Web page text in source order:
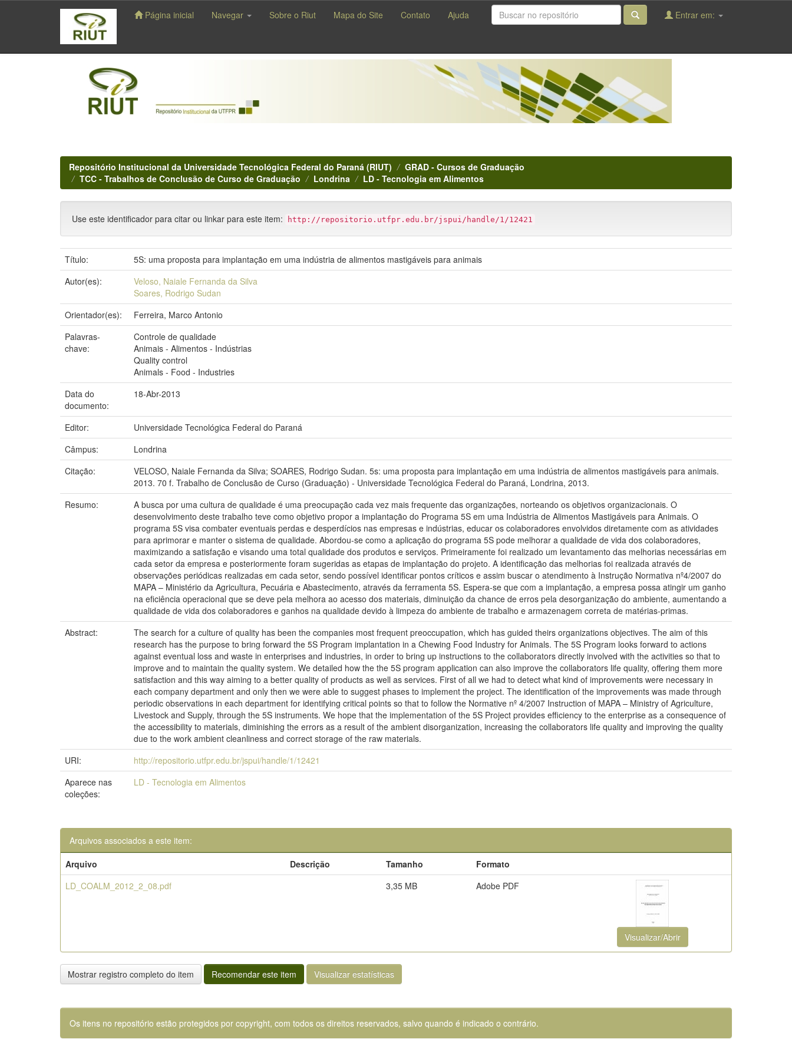
navigation
Página inicial Navegar Sobre o Riut Mapa do Site Contato Ajuda Entrar em:
Repositório Institucional da Universidade Tecnológica Federal do Paraná (RIUT)
GRAD - Cursos de Graduação
TCC - Trabalhos de Conclusão de Curso de Graduação
Londrina LD - Tecnologia em Alimentos
Use este identificador para citar ou linkar para este item: http://repositorio.utfpr.edu.br/jspui/handle/1/12421
Título:
5S: uma proposta para implantação em uma indústria de alimentos mastigáveis para animais
Autor(es):
Veloso, Naiale Fernanda da Silva
Soares, Rodrigo Sudan
Orientador(es):
Ferreira, Marco Antonio
Palavras-
chave:
Controle de qualidade
Animais - Alimentos - Indústrias
Quality control
Animals - Food - Industries
Data do
documento:
18-Abr-2013
Editor:
Universidade Tecnológica Federal do Paraná
Câmpus:
Londrina
Citação:
VELOSO, Naiale Fernanda da Silva; SOARES, Rodrigo Sudan. 5s: uma proposta para implantação em uma indústria de alimentos mastigáveis para animais.
2013. 70 f. Trabalho de Conclusão de Curso (Graduação) - Universidade Tecnológica Federal do Paraná, Londrina, 2013.
Resumo:
A busca por uma cultura de qualidade é uma preocupação cada vez mais frequente das organizações, norteando os objetivos organizacionais. O
desenvolvimento deste trabalho teve como objetivo propor a implantação do Programa 5S em uma Indústria de Alimentos Mastigáveis para Animais. O
programa 5S visa combater eventuais perdas e desperdícios nas empresas e indústrias, educar os colaboradores envolvidos diretamente com as atividades
para aprimorar e manter o sistema de qualidade. Abordou-se como a aplicação do programa 5S pode melhorar a qualidade de vida dos colaboradores,
maximizando a satisfação e visando uma total qualidade dos produtos e serviços. Primeiramente foi realizado um levantamento das melhorias necessárias em
cada setor da empresa e posteriormente foram sugeridas as etapas de implantação do projeto. A identificação das melhorias foi realizada através de
observações periódicas realizadas em cada setor, sendo possível identificar pontos críticos e assim buscar o atendimento à Instrução Normativa nº4/2007 do
MAPA – Ministério da Agricultura, Pecuária e Abastecimento, através da ferramenta 5S. Espera-se que com a implantação, a empresa possa atingir um ganho
na eficiência operacional que se deve pela melhora ao acesso dos materiais, diminuição da chance de erros pela desorganização do ambiente, aumentando a
qualidade de vida dos colaboradores e ganhos na qualidade devido à limpeza do ambiente de trabalho e armazenagem correta de matérias-primas.
Abstract:
The search for a culture of quality has been the companies most frequent preoccupation, which has guided theirs organizations objectives. The aim of this
research has the purpose to bring forward the 5S Program implantation in a Chewing Food Industry for Animals. The 5S Program looks forward to actions
against eventual loss and waste in enterprises and industries, in order to bring up instructions to the collaborators directly involved with the activities so that to
improve and to maintain the quality system. We detailed how the the 5S program application can also improve the collaborators life quality, offering them more
satisfaction and this way aiming to a better quality of products as well as services. First of all we had to detect what kind of improvements were necessary in
each company department and only then we were able to suggest phases to implement the project. The identification of the improvements was made through
periodic observations in each department for identifying critical points so that to follow the Normative nº 4/2007 Instruction of MAPA – Ministry of Agriculture,
Livestock and Supply, through the 5S instruments. We hope that the implementation of the 5S Project provides efficiency to the enterprise as a consequence of
the accessibility to materials, diminishing the errors as a result of the ambient disorganization, increasing the collaborators life quality and improving the quality
due to the work ambient cleanliness and correct storage of the raw materials.
URI:
http://repositorio.utfpr.edu.br/jspui/handle/1/12421
Aparece nas
coleções:
LD - Tecnologia em Alimentos
Arquivos associados a este item:
Arquivo
Descrição Tamanho
Formato
LD_COALM_2012_2_08.pdf
3,35 MB Adobe PDF
Visualizar/Abrir
Mostrar registro completo do item Recomendar este item Visualizar estatísticas
Os itens no repositório estão protegidos por copyright, com todos os direitos reservados, salvo quando é indicado o contrário.